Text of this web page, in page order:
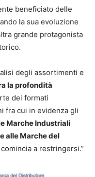
beneficiato delle
la sua evoluzione
grande protagonista
degli assortimenti e
la profondità
dei formati
fra cui in evidenza gli
Marche Industriali
alle Marche del
a restringersi.”